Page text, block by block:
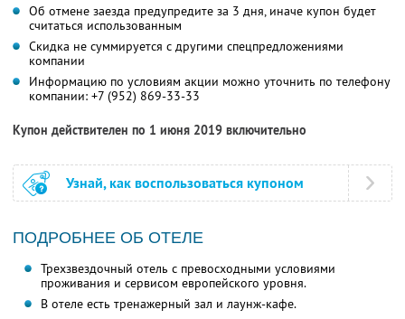
Об отмене заезда предупредите за 3 дня, иначе купон будет
считаться использованным
Скидка не суммируется с другими спецпредложениями
компании
Информацию по условиям акции можно уточнить по телефону
компании: +7 (952) 869-33-33
Купон действителен по 1 июня 2019 включительно
Узнай, как воспользоваться купоном
ПОДРОБНЕЕ ОБ ОТЕЛЕ
Трехзвездочный отель с превосходными условиями
проживания и сервисом европейского уровня.
В отеле есть тренажерный зал и лаунж-кафе.